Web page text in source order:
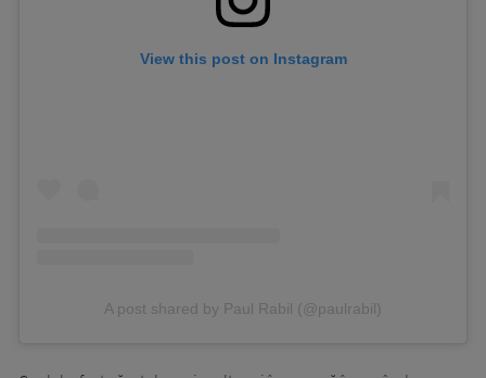
View this post on Instagram
A post shared by Paul Rabil (@paulrabil)